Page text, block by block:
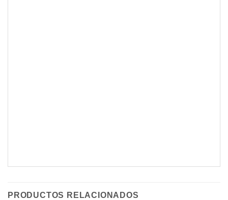
PRODUCTOS RELACIONADOS